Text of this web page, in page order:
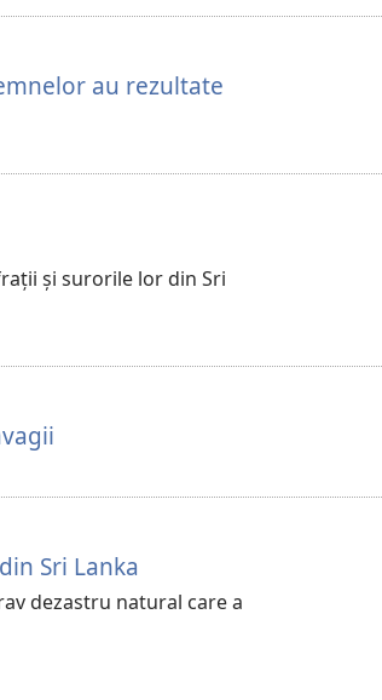
au rezultate
și surorile lor din Sri
Sri Lanka
dezastru natural care a